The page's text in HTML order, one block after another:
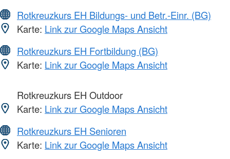
Rotkreuzkurs EH Bildungs- und Betr.-Einr. (BG)
Karte: Link zur Google Maps Ansicht
Rotkreuzkurs EH Fortbildung (BG)
Karte: Link zur Google Maps Ansicht
Rotkreuzkurs EH Outdoor
Karte: Link zur Google Maps Ansicht
Rotkreuzkurs EH Senioren
Karte: Link zur Google Maps Ansicht